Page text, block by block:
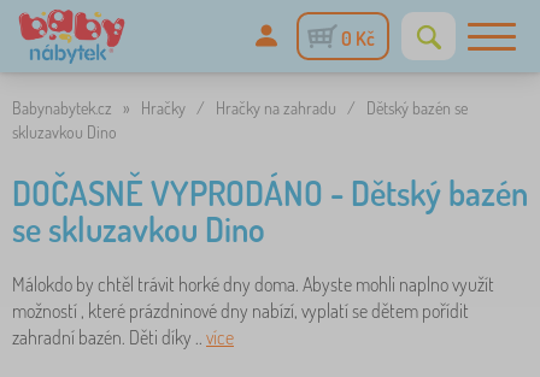
0 Kč
Babynabytek.cz » Hračky / Hračky na zahradu /
Dětský bazén se
skluzavkou Dino
DOČASNĚ VYPRODÁNO - Dětský bazén
se skluzavkou Dino
Málokdo by chtěl trávit horké dny doma. Abyste mohli naplno využít
možností , které prázdninové dny nabízí, vyplatí se dětem pořídit
zahradní bazén. Děti díky .. více